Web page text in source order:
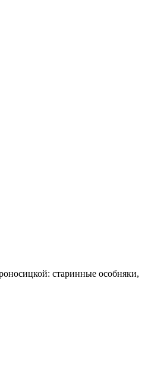
старинные особняки,